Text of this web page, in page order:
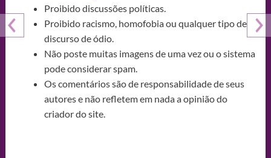
Proibido discussões políticas.
Proibido racismo, homofobia ou qualquer tipo de
discurso de ódio.
Não poste muitas imagens de uma vez ou o sistema
pode considerar spam.
Os comentários são de responsabilidade de seus
autores e não refletem em nada a opinião do
criador do site.